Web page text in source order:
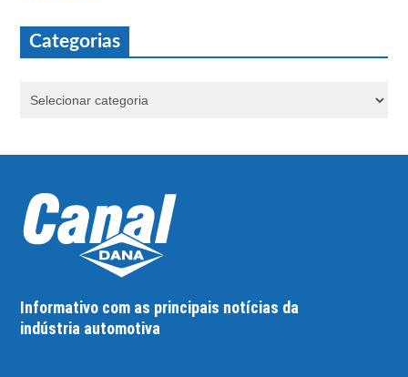
Categorias
Informativo com as principais notícias da
indústria automotiva